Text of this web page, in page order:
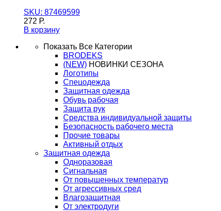
SKU: 87469599
272 Р.
В корзину
Показать Все Категории
BRODEKS
(NEW) НОВИНКИ СЕЗОНА
Логотипы
Спецодежда
Защитная одежда
Обувь рабочая
Защита рук
Средства индивидуальной защиты
Безопасность рабочего места
Прочие товары
Активный отдых
Защитная одежда
Одноразовая
Сигнальная
От повышенных температур
От агрессивных сред
Влагозащитная
От электродуги